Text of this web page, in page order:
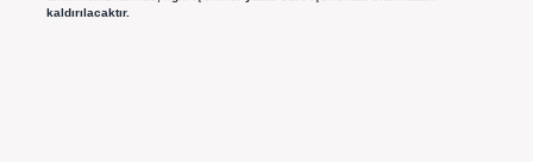
kaldırılacaktır.